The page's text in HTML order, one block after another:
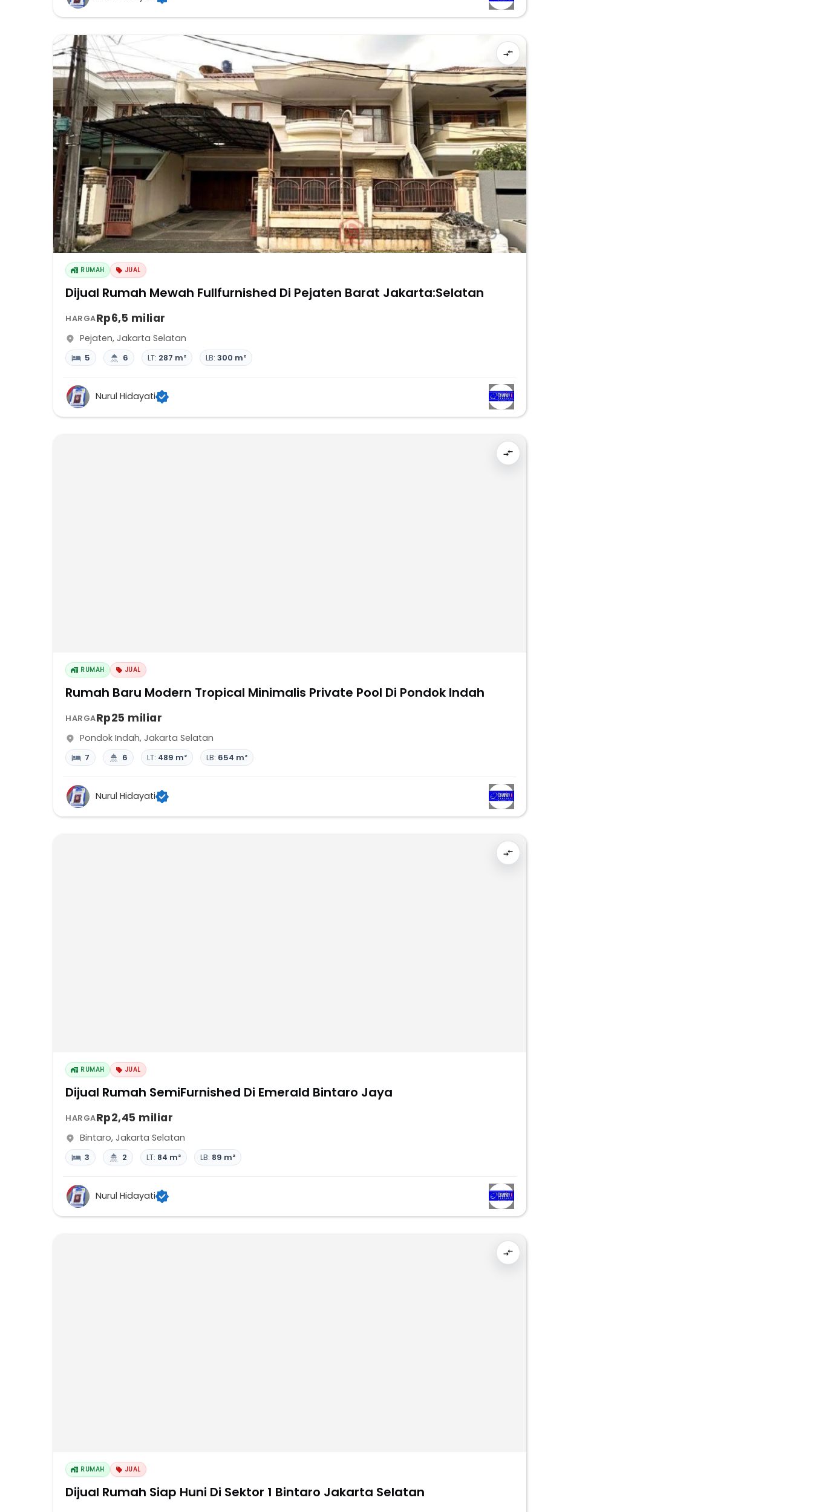
RUMAH JUAL
Dijual Rumah Mewah Fullfurnished Di Pejaten Barat Jakarta:Selatan
HARGARp6,5 miliar
Pejaten, Jakarta Selatan
5 6 LT: 287 m² LB: 300 m²
Nurul Hidayati
RUMAH JUAL
Rumah Baru Modern Tropical Minimalis Private Pool Di Pondok Indah
HARGARp25 miliar
Pondok Indah, Jakarta Selatan
7 6 LT: 489 m² LB: 654 m²
Nurul Hidayati
RUMAH JUAL
Dijual Rumah SemiFurnished Di Emerald Bintaro Jaya
HARGARp2,45 miliar
Bintaro, Jakarta Selatan
3 2 LT: 84 m² LB: 89 m²
Nurul Hidayati
RUMAH JUAL
Dijual Rumah Siap Huni Di Sektor 1 Bintaro Jakarta Selatan